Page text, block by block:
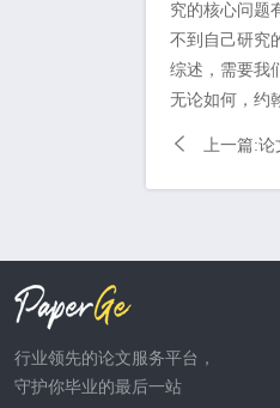
究的核心问题
不到自己研究
综述，需要我
无论如何，约
 上一篇:论
行业领先的论文服务平台，
守护你毕业的最后一站